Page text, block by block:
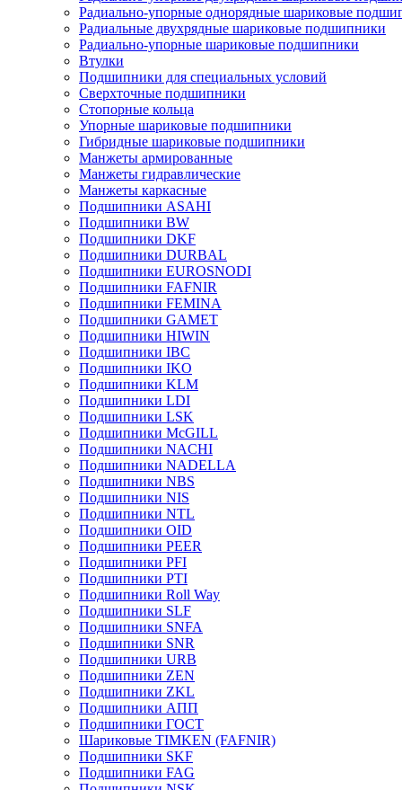
Радиально-упорные однорядные шариковые
Радиальные двухрядные шариковые подшипники
Радиально-упорные шариковые подшипники
Втулки
Подшипники для специальных условий
Сверхточные подшипники
Стопорные кольца
Упорные шариковые подшипники
Гибридные шариковые подшипники
Манжеты армированные
Манжеты гидравлические
Манжеты каркасные
Подшипники ASAHI
Подшипники BW
Подшипники DKF
Подшипники DURBAL
Подшипники EUROSNODI
Подшипники FAFNIR
Подшипники FEMINA
Подшипники GAMET
Подшипники HIWIN
Подшипники IBC
Подшипники IKO
Подшипники KLM
Подшипники LDI
Подшипники LSK
Подшипники McGILL
Подшипники NACHI
Подшипники NADELLA
Подшипники NBS
Подшипники NIS
Подшипники NTL
Подшипники OID
Подшипники PEER
Подшипники PFI
Подшипники PTI
Подшипники Roll Way
Подшипники SLF
Подшипники SNFA
Подшипники SNR
Подшипники URB
Подшипники ZEN
Подшипники ZKL
Подшипники АПП
Подшипники ГОСТ
Шариковые ТІMKEN (FAFNIR)
Подшипники SKF
Подшипники FAG